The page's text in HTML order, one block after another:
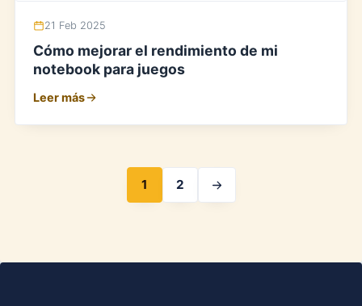
21 Feb 2025
Cómo mejorar el rendimiento de mi
notebook para juegos
Leer más
1 2